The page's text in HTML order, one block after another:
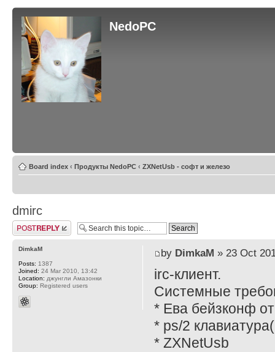
NedoPC
Board index ‹ Продукты NedoPC ‹ ZXNetUsb - софт и железо
dmirc
Post a reply
by DimkaM » 23 Oct
irc-клиент.
Системные
* Ева бейзконф
* ps/2
* ZXNetUsb
DimkaM
Posts: 1387
Joined: 24 Mar 2010, 13:42
Location: джунгли Амазонки
Group: Registered users